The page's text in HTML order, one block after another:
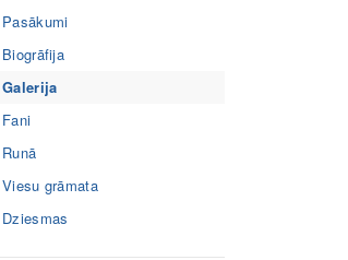
Pasākumi
Biogrāfija
Galerija
Fani
Runā
Viesu grāmata
Dziesmas